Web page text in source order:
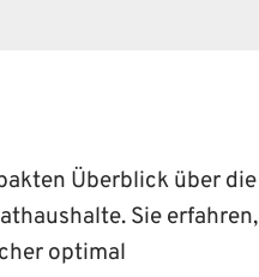
Überblick über die
Sie erfahren,
optimal